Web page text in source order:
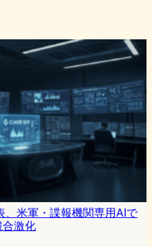
米軍・諜報機関専用AIで
激化